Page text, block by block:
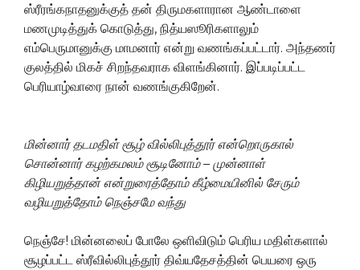
ஸ்ரீரங்கநாதனுக்குத் தன் திருமகளாரான ஆண்டாளை
மணமுடித்துக் கொடுத்து, நித்யஸூரிகளாலும்
எம்பெருமானுக்கு மாமனார் என்று வணங்கப்பட்டார். அந்தணர்
குலத்தில் மிகச் சிறந்தவராக விளங்கினார். இப்படிப்பட்ட
பெரியாழ்வாரை நான் வணங்குகிறேன்.
மின்னார் தடமதிள் சூழ் வில்லிபுத்தூர் என்றொருகால்
சொன்னார் கழற்கமலம் சூடினோம்– முன்னாள்
கிழியறுத்தான் என்றுரைத்தோம் கீழ்மையினில் சேரும்
வழியறுத்தோம் நெஞ்சமே வந்து
நெஞ்சே! மின்னலைப் போலே ஒளிவிடும் பெரிய மதிள்களால்
சூழப்பட்ட ஸ்ரீவில்லிபுத்தூர் திவ்யதேசத்தின் பெயரை ஒரு